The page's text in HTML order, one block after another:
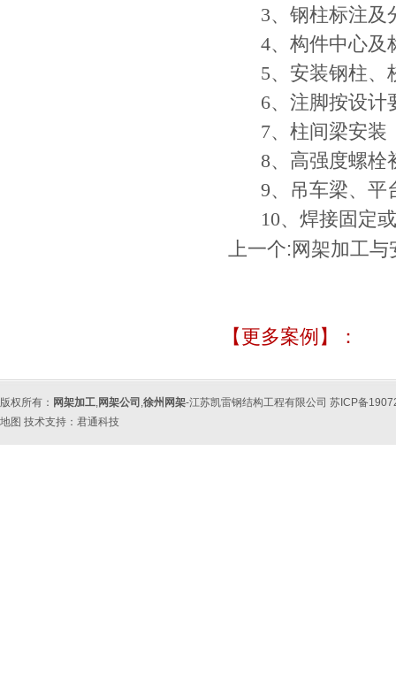
3、钢柱标注及
4、构件中心及
5、安装钢柱、
6、注脚按设计
7、柱间梁安装
8、高强度螺栓
9、吊车梁、平
10、焊接固定或
上一个: 网架加工
【更多案例】：
版权所有： 网架加工,网架公司 ,徐州网架-江苏凯雷钢结构工程有限公司 苏ICP备
地图 技术支持： 君通科技